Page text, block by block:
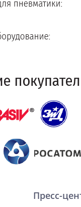
Пресс-